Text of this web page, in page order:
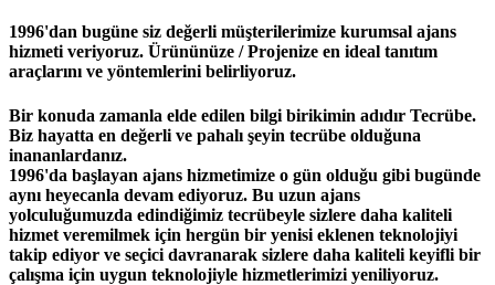
1996'dan bugüne siz değerli müşterilerimize kurumsal ajans
hizmeti veriyoruz. Ürününüze / Projenize en ideal tanıtım
araçlarını ve yöntemlerini belirliyoruz.
Bir konuda zamanla elde edilen bilgi birikimin adıdır Tecrübe.
Biz hayatta en değerli ve pahalı şeyin tecrübe olduğuna
inananlardanız.
1996'da başlayan ajans hizmetimize o gün olduğu gibi bugünde
aynı heyecanla devam ediyoruz. Bu uzun ajans
yolculuğumuzda edindiğimiz tecrübeyle sizlere daha kaliteli
hizmet veremilmek için hergün bir yenisi eklenen teknolojiyi
takip ediyor ve seçici davranarak sizlere daha kaliteli keyifli bir
çalışma için uygun teknolojiyle hizmetlerimizi yeniliyoruz.